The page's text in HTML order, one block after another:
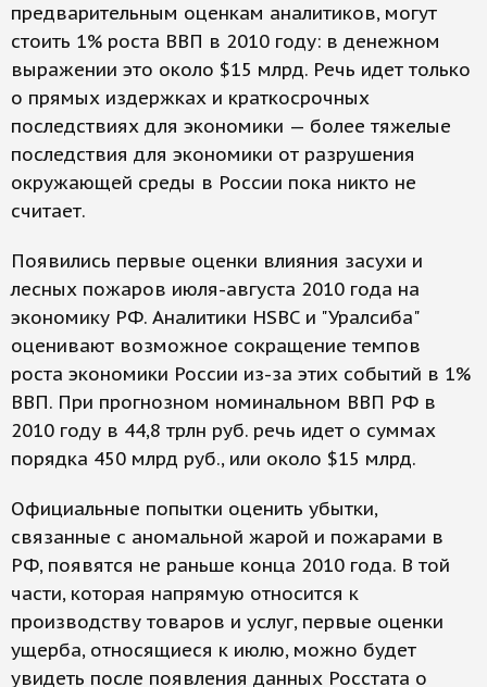
предварительным оценкам аналитиков, могут
стоить 1% роста ВВП в 2010 году: в денежном
выражении это около $15 млрд. Речь идет только
о прямых издержках и краткосрочных
последствиях для экономики — более тяжелые
последствия для экономики от разрушения
окружающей среды в России пока никто не
считает.
Появились первые оценки влияния засухи и
лесных пожаров июля-августа 2010 года на
экономику РФ. Аналитики HSBC и "Уралсиба"
оценивают возможное сокращение темпов
роста экономики России из-за этих событий в 1%
ВВП. При прогнозном номинальном ВВП РФ в
2010 году в 44,8 трлн руб. речь идет о суммах
порядка 450 млрд руб., или около $15 млрд.
Официальные попытки оценить убытки,
связанные с аномальной жарой и пожарами в
РФ, появятся не раньше конца 2010 года. В той
части, которая напрямую относится к
производству товаров и услуг, первые оценки
ущерба, относящиеся к июлю, можно будет
увидеть после появления данных Росстата о